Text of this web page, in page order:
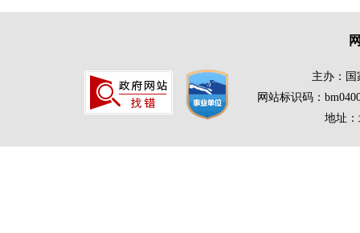
主办：
网站标识码：
地址